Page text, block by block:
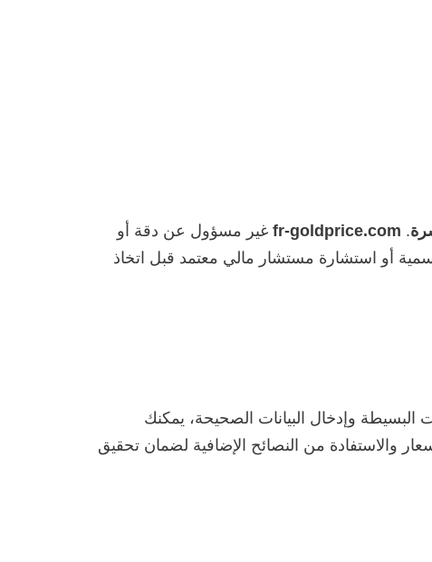
.
fr-goldprice.com غير مسؤول عن دقة أو
أو استشارة مستشار مالي معتمد قبل اتخاذ
وإدخال البيانات الصحيحة، يمكنك
والاستفادة من النصائح الإضافية لضمان تحقيق